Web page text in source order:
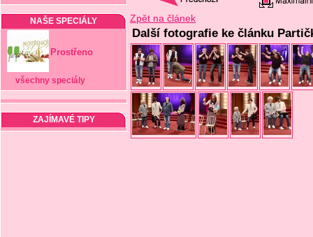
NAŠE SPECIÁLY
Prostřeno
všechny speciály
ZAJÍMAVÉ TIPY
Zpět na článek
Další fotografie ke článku